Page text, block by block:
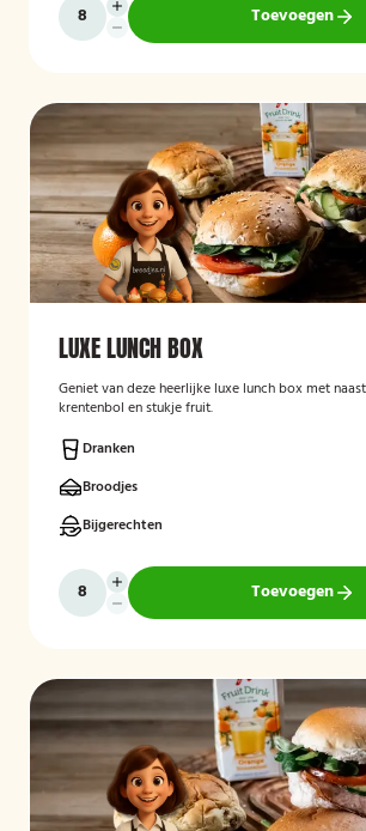
Toevoegen
LUXE LUNCH BOX
Geniet van deze heerlijke luxe lunch box met
krentenbol en stukje fruit.
Dranken
Broodjes
Bijgerechten
Toevoegen